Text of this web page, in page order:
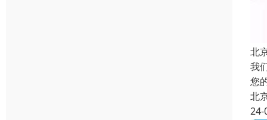
北
我
您
北
24-